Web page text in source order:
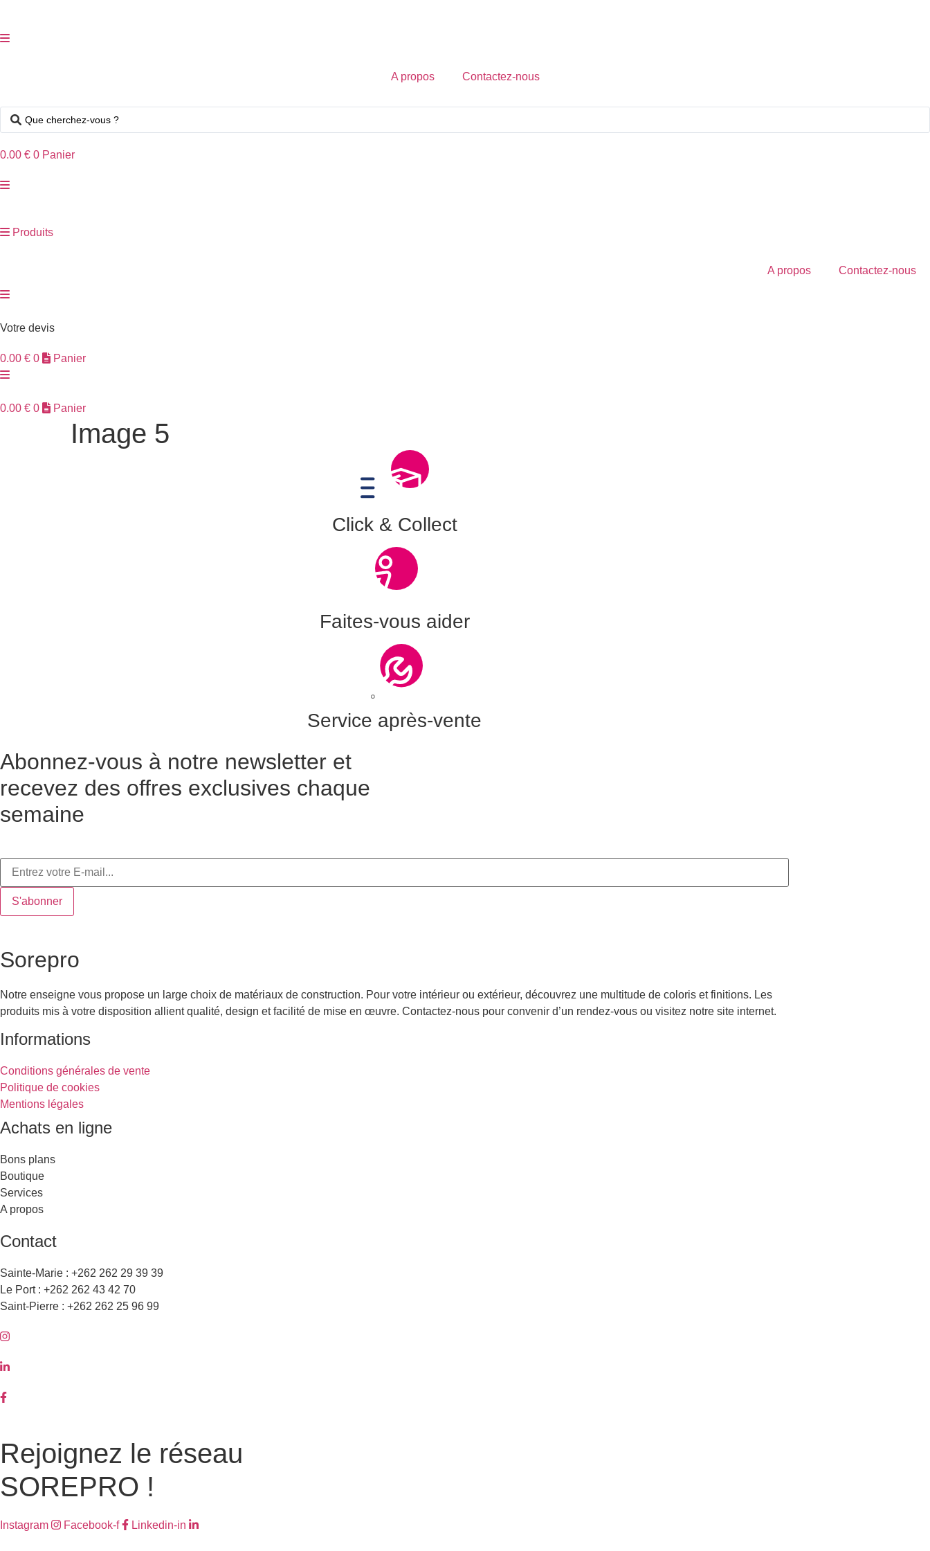
contenu
A propos Contactez-nous
Search
0.00 € 0 Panier
Produits
A propos Contactez-nous
Votre devis
0.00 € 0 Panier
0.00 € 0 Panier
Image 5
Click & Collect
Faites-vous aider
Service après-vente
Abonnez-vous à notre newsletter et
recevez des offres exclusives chaque
semaine
S'abonner
Sorepro
Notre enseigne vous propose un large choix de matériaux de construction. Pour votre intérieur ou extérieur, découvrez une multitude de coloris et finitions. Les
produits mis à votre disposition allient qualité, design et facilité de mise en œuvre. Contactez-nous pour convenir d’un rendez-vous ou visitez notre site internet.
Informations
Conditions générales de vente
Politique de cookies
Mentions légales
Achats en ligne
Bons plans
Boutique
Services
A propos
Contact
Sainte-Marie : +262 262 29 39 39
Le Port : +262 262 43 42 70
Saint-Pierre : +262 262 25 96 99
Rejoignez le réseau
SOREPRO !
Instagram Facebook-f Linkedin-in